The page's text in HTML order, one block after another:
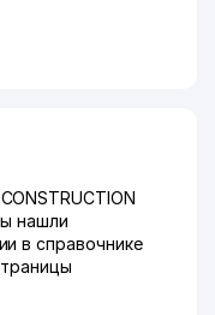
нашли
в справочнике